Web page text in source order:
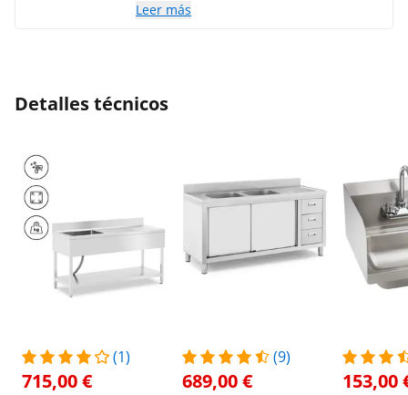
Leer más
Detalles técnicos
(1)
715,00 €
(9)
689,00 € 153,00